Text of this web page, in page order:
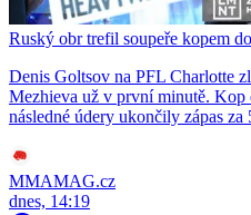
Ruský obr trefil soupeře kopem
Denis Goltsov na PFL Charlotte
Mezhieva už v první minutě. Kop
následné údery ukončily zápas za
MMAMAG.cz
dnes, 14:19